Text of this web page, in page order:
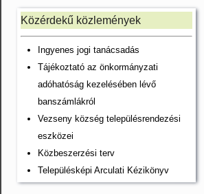
Közérdekű közlemények
Ingyenes jogi tanácsadás
Tájékoztató az önkormányzati
adóhatóság kezelésében lévő
banszámlákról
Vezseny község településrendezési
eszközei
Közbeszerzési terv
Településképi Arculati Kézikönyv